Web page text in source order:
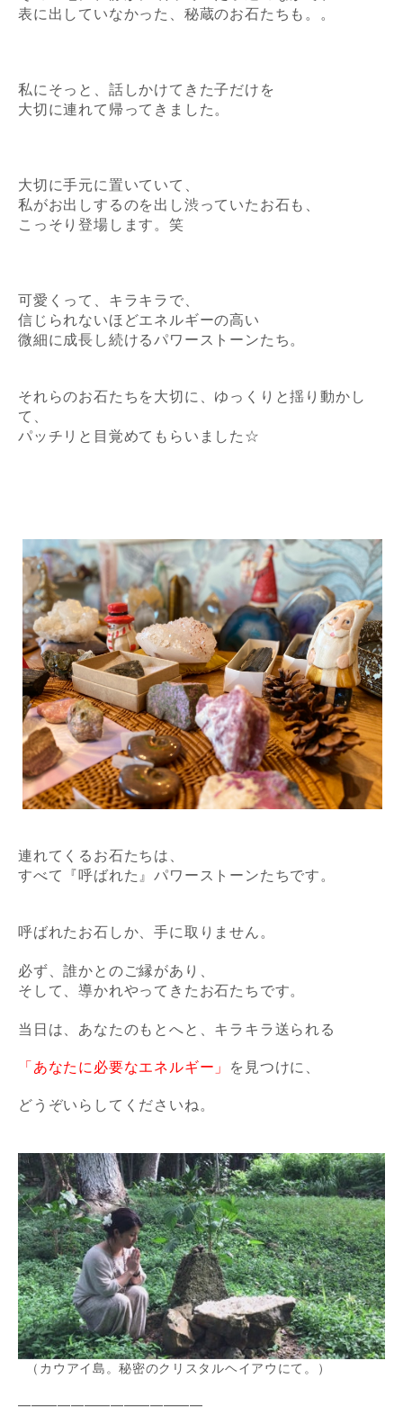
表に出していなかった、秘蔵のお石たちも。。
私にそっと、話しかけてきた子だけを
大切に連れて帰ってきました。
大切に手元に置いていて、
私がお出しするのを 出し渋っていたお石も、
こっそり登場します。笑
可愛くって、キラキラで、
信じられないほどエネルギーの高い
微細に成長し続けるパワーストーンたち。
それらのお石たちを大切に、ゆっくりと揺り動かし
て、
パッチリと目覚めてもらいました☆
連れてくるお石たちは、
すべて『呼ばれた』パワーストーンたちです。
呼ばれたお石しか、手に取りません。
必ず、誰かとのご縁があり、
そして、導かれやってきたお石たちです。
当日は、あなたのもとへと、キラキラ送られる
「あなたに必要なエネルギー」 を見つけに、
どうぞいらしてくださいね。
（カウアイ島。秘密のクリスタルヘイアウにて。）
━━━━━━━━━━━━━━